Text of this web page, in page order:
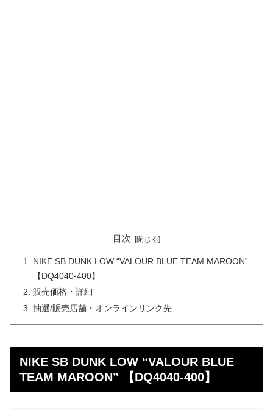
目次
NIKE SB DUNK LOW “VALOUR BLUE TEAM MAROON”
【DQ4040-400】
販売価格・詳細
抽選/販売店舗・オンラインリンク先
NIKE SB DUNK LOW “VALOUR BLUE
TEAM MAROON” 【DQ4040-400】